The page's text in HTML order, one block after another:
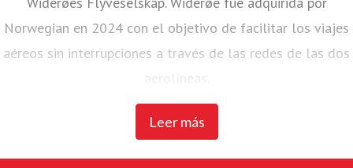
Leer más
Widerøes Flyveselskap. Widerøe fue adquirida por
Norwegian en 2024 con el objetivo de facilitar los viajes
aéreos sin interrupciones a través de las redes de las dos
Norwegian Air Shuttle, la mayor aerolínea noruega con
unos 4.700 empleados, opera una extensa red de rutas